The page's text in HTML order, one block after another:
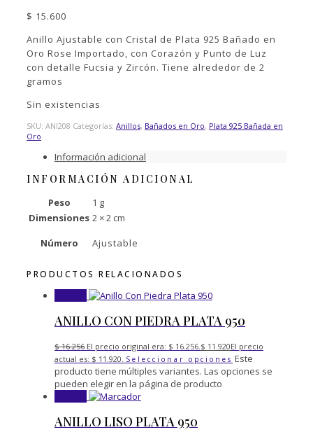
$ 15.600
Anillo Ajustable con Cristal de Plata 925 Bañado en
Oro Rose Importado, con Corazón y Punto de Luz
con detalle Fucsia y Zircón. Tiene alrededor de 2
gramos
Sin existencias
SKU: ANI208 Categorías: Anillos, Bañados en Oro, Plata 925 Bañada en
Oro
Información adicional
INFORMACIÓN ADICIONAL
Peso
1 g
Dimensiones 2 × 2 cm
Número
Ajustable
PRODUCTOS RELACIONADOS
ANILLO CON PIEDRA PLATA 950
$16.256 El precio original era: $ 16.256. $ 11.920El precio
actual es: $ 11.920. Seleccionar opciones Este
producto tiene múltiples variantes. Las opciones se
pueden elegir en la página de producto
ANILLO LISO PLATA 950